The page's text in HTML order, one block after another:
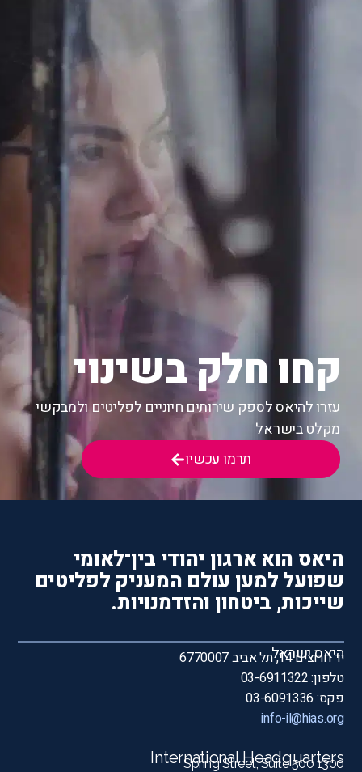
קחו חלק בשינוי
עזרו להיאס לספק שירותים חיוניים לפליטים ולמבקשי
מקלט בישראל
תרמו עכשיו
היאס הוא ארגון יהודי בין־לאומי
שפועל למען עולם המעניק לפליטים
שייכות, ביטחון והזדמנויות.
היאס ישראל
יד חרוצים 14, תל אביב 6770007
טלפון: 03-6911322
פקס: 03-6091336
info-il@hias.org
International Headquarters
1300 Spring Street, Suite 500